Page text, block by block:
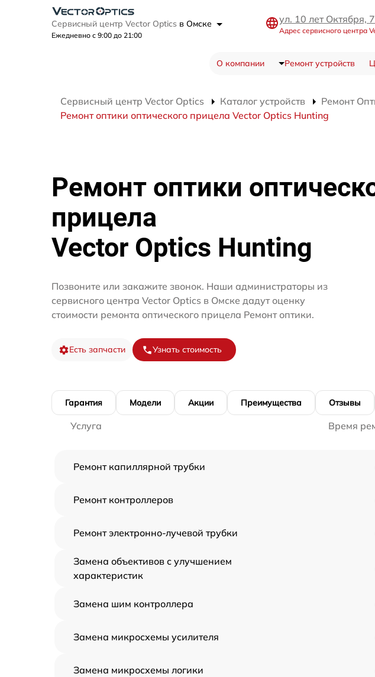
Сервисный центр Vector Optics в Омске
Ежедневно с 9:00 до 21:00
ул. 10 лет Октября,
Адрес сервисного центра
О компании Ремонт устройств
Сервисный центр Vector Optics Каталог устройств Ремонт
Ремонт оптики оптического прицела Vector Optics Hunting
Ремонт оптики
прицела
Vector Optics Hunting
Позвоните или закажите звонок. Наши администраторы из
сервисного центра Vector Optics в Омске дадут оценку
стоимости ремонта оптического прицела Ремонт оптики.
Есть запчасти Узнать стоимость
Гарантия Модели Акции Преимущества Отзывы
Услуга Время
Ремонт капиллярной трубки
Ремонт контроллеров
Ремонт электронно-лучевой трубки
Замена объективов с улучшением
характеристик
Замена шим контроллера
Замена микросхемы усилителя
Замена микросхемы логики